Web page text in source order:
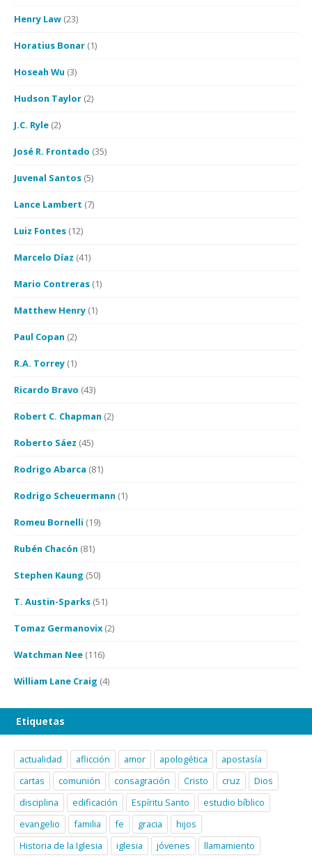
Henry Law (23)
Horatius Bonar (1)
Hoseah Wu (3)
Hudson Taylor (2)
J.C. Ryle (2)
José R. Frontado (35)
Juvenal Santos (5)
Lance Lambert (7)
Luiz Fontes (12)
Marcelo Díaz (41)
Mario Contreras (1)
Matthew Henry (1)
Paul Copan (2)
R.A. Torrey (1)
Ricardo Bravo (43)
Robert C. Chapman (2)
Roberto Sáez (45)
Rodrigo Abarca (81)
Rodrigo Scheuermann (1)
Romeu Bornelli (19)
Rubén Chacón (81)
Stephen Kaung (50)
T. Austin-Sparks (51)
Tomaz Germanovix (2)
Watchman Nee (116)
William Lane Craig (4)
Etiquetas
actualidad aflicción amor apologética
apostasía
cartas
comunión consagración Cristo cruz
Dios
disciplina
edificación Espíritu Santo
estudio bíblico
evangelio
familia fe gracia
hijos
Historia de la Iglesia
iglesia jóvenes
llamamiento